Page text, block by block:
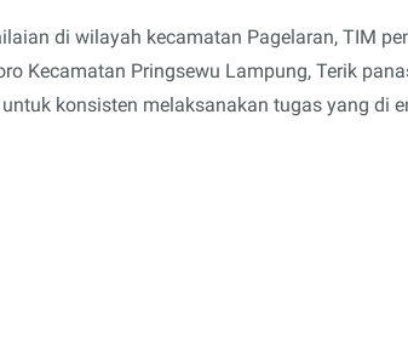
di wilayah kecamatan Pagelaran, TIM
Kecamatan Pringsewu Lampung, Terik
konsisten melaksanakan tugas yang di